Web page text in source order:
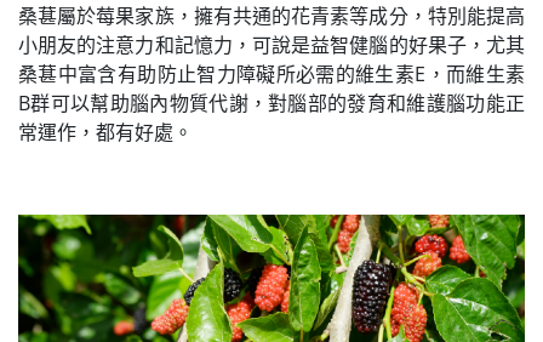
桑葚屬於莓果家族，擁有共通的花青素等成分，特別能提高
小朋友的注意力和記憶力，可說是益智健腦的好果子，尤其
桑葚中富含有助防止智力障礙所必需的維生素E，而維生素
B群可以幫助腦內物質代謝，對腦部的發育和維護腦功能正
常運作，都有好處。